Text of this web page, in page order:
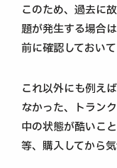
このため、過去に
題が発生する場合
前に確認しておいて
これ以外にも例え
なかった、トラン
中の状態が酷いこ
等、購入してから